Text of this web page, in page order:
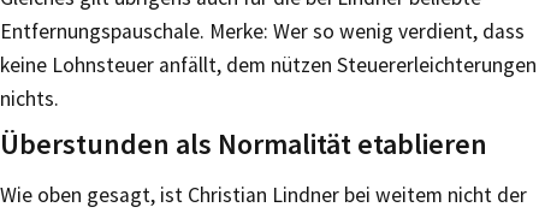
Entfernungspauschale. Merke: Wer so wenig verdient, dass
keine Lohnsteuer anfällt, dem nützen Steuererleichterungen
nichts.
Überstunden als Normalität etablieren
Wie oben gesagt, ist Christian Lindner bei weitem nicht der